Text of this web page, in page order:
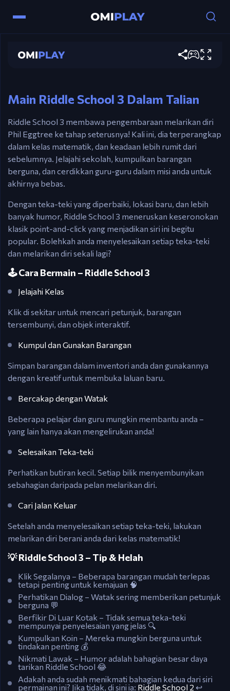
Riddle School 3
Maus– Klik untuk bergerak, berinteraksi, dan
Main Riddle School 3 Dalam Talian
Riddle School 3 membawa pengembaraan melarikan diri
Phil Eggtree ke tahap seterusnya! Kali ini, dia terperangkap
dalam kelas matematik, dan keadaan lebih rumit dari
sebelumnya. Jelajahi sekolah, kumpulkan barangan
berguna, dan cerdikkan guru-guru dalam misi anda untuk
akhirnya bebas.
Dengan teka-teki yang diperbaiki, lokasi baru, dan lebih
banyak humor, Riddle School 3 meneruskan keseronokan
klasik point-and-click yang menjadikan siri ini begitu
popular. Bolehkah anda menyelesaikan setiap teka-teki
dan melarikan diri sekali lagi?
🕹️ Cara Bermain – Riddle School 3
Jelajahi Kelas
Klik di sekitar untuk mencari petunjuk, barangan
tersembunyi, dan objek interaktif.
Kumpul dan Gunakan Barangan
Simpan barangan dalam inventori anda dan gunakannya
dengan kreatif untuk membuka laluan baru.
Bercakap dengan Watak
Beberapa pelajar dan guru mungkin membantu anda –
yang lain hanya akan mengelirukan anda!
Selesaikan Teka-teki
Perhatikan butiran kecil. Setiap bilik menyembunyikan
sebahagian daripada pelan melarikan diri.
Cari Jalan Keluar
Setelah anda menyelesaikan setiap teka-teki, lakukan
melarikan diri berani anda dari kelas matematik!
💡 Riddle School 3 – Tip & Helah
Klik Segalanya – Beberapa barangan mudah terlepas
tetapi penting untuk kemajuan 🧠
Perhatikan Dialog – Watak sering memberikan petunjuk
berguna 💬
Berfikir Di Luar Kotak – Tidak semua teka-teki
mempunyai penyelesaian yang jelas 🔍
Kumpulkan Koin – Mereka mungkin berguna untuk
tindakan penting 💰
Nikmati Lawak – Humor adalah bahagian besar daya
tarikan Riddle School 😂
Adakah anda sudah menikmati bahagian kedua dari siri
permainan ini? Jika tidak, di sini ia: Riddle School 2 ↩️